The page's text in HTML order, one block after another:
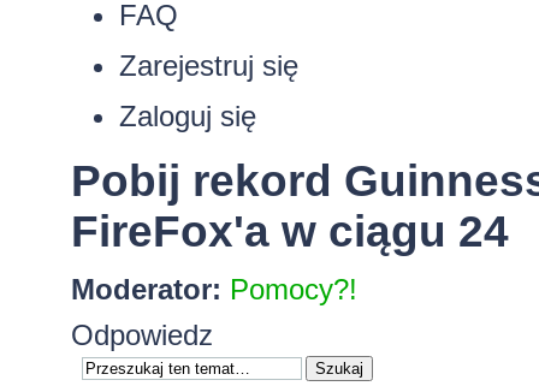
FAQ
Zarejestruj się
Zaloguj się
Pobij rekord
FireFox'a w ciągu 24
Moderator: Pomocy?!
Odpowiedz